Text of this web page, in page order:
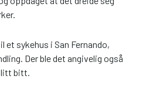
et sykehus i San Fernando,
Der ble det angivelig også
bitt.